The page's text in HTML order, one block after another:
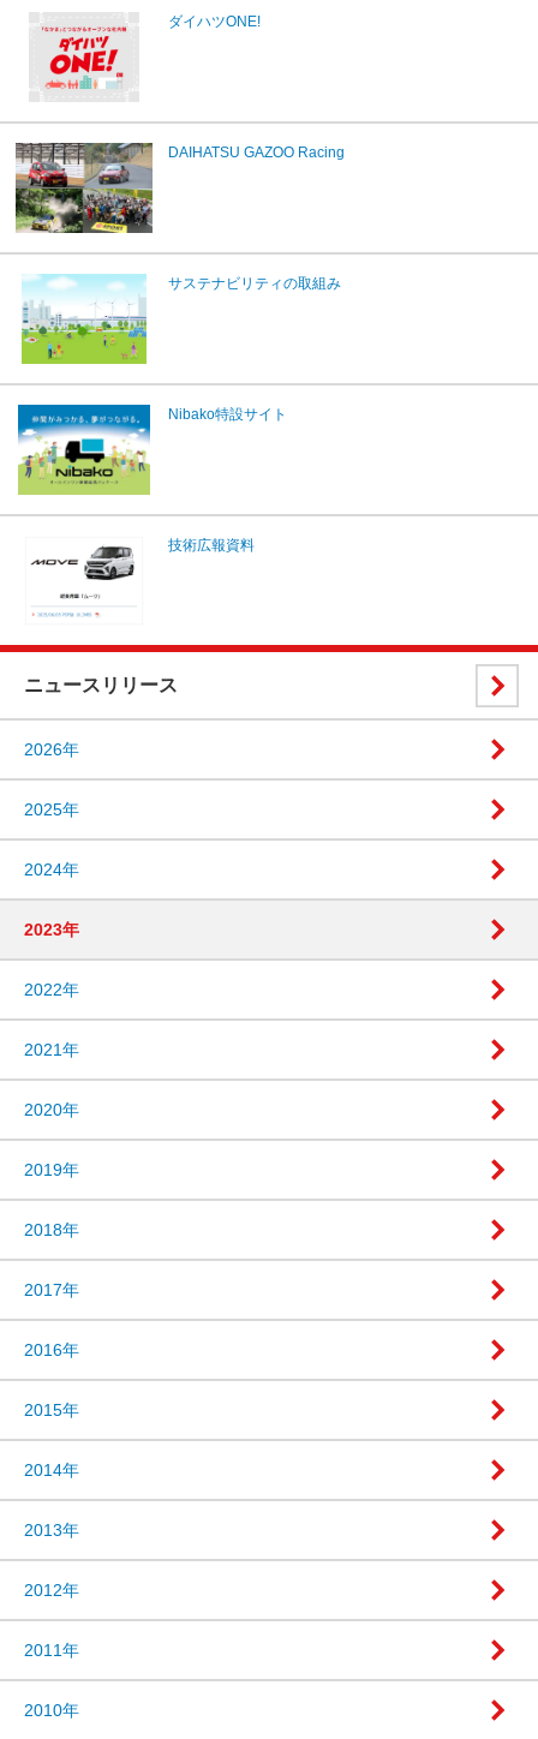
ダイハツONE!
DAIHATSU GAZOO Racing
サステナビリティの取組み
Nibako特設サイト
技術広報資料
ニュースリリース
2026年
2025年
2024年
2023年
2022年
2021年
2020年
2019年
2018年
2017年
2016年
2015年
2014年
2013年
2012年
2011年
2010年